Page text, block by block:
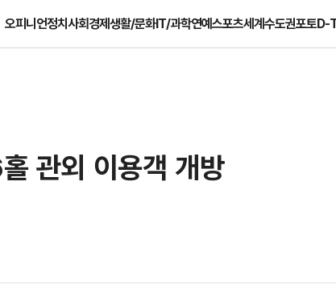
오피니언정치사회경제생활/문화IT/과학연예스포츠세계수도권포토D-
관외 이용객 개방